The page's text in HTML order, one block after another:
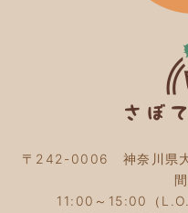
〒242-0006 神奈川県
11:00～15:00（